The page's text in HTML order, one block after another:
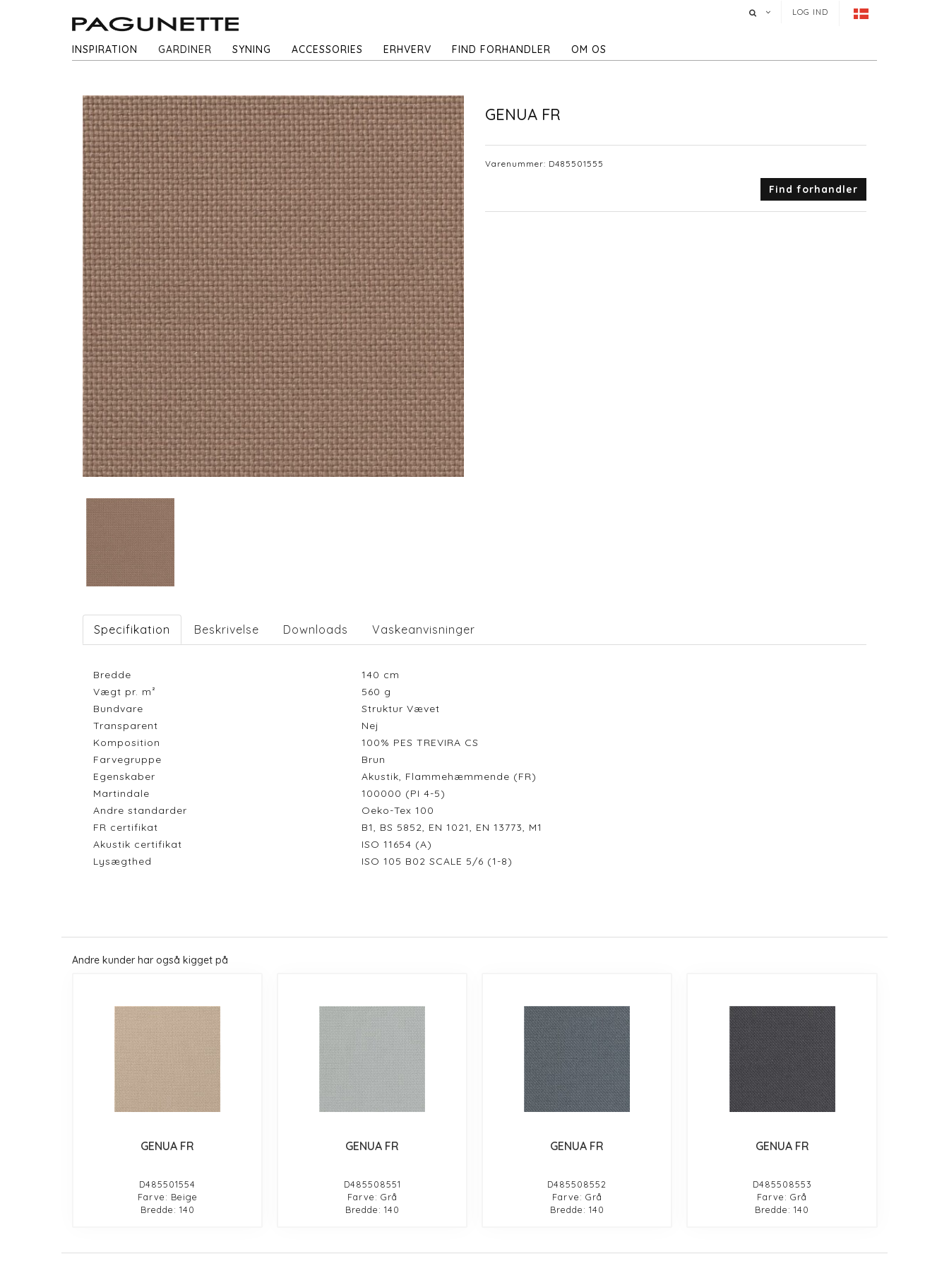
LOG IND
INSPIRATION GARDINER SYNING ACCESSORIES ERHVERV FIND FORHANDLER OM OS
GENUA FR
Varenummer: D485501555
Find forhandler
Specifikation Beskrivelse Downloads Vaskeanvisninger
Bredde 140 cm
Vægt pr. m²
560 g
Bundvare
Struktur Vævet
Transparent
Nej
Komposition
100% PES TREVIRA CS
Farvegruppe
Brun
Egenskaber
Akustik, Flammehæmmende (FR)
Martindale
100000 (PI 4-5)
Andre standarder
Oeko-Tex 100
FR certifikat
B1, BS 5852, EN 1021, EN 13773, M1
Akustik certifikat
ISO 11654 (A)
Lysægthed
ISO 105 B02 SCALE 5/6 (1-8)
Andre kunder har også kigget på
GENUA FR
D485501554
Farve: Beige
Bredde: 140
GENUA FR
D485508551
Farve: Grå
Bredde: 140
GENUA FR
D485508552
Farve: Grå
Bredde: 140
GENUA FR
D485508553
Farve: Grå
Bredde: 140